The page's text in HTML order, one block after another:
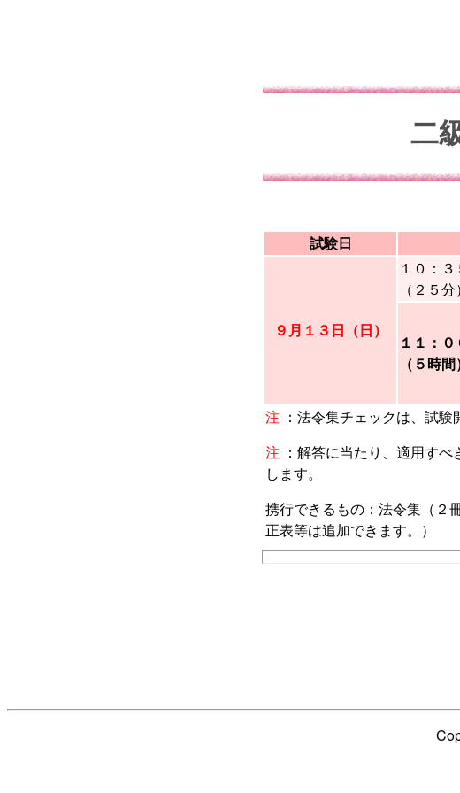
二
試験日
９月１３日（日）
１０：
（２５分）
１１：
（５時間
注 ：法令集チェックは、試験
注 ：解答に当たり、適用すべ
します。
携行できるもの：法令集（２
正表等は追加できます。）